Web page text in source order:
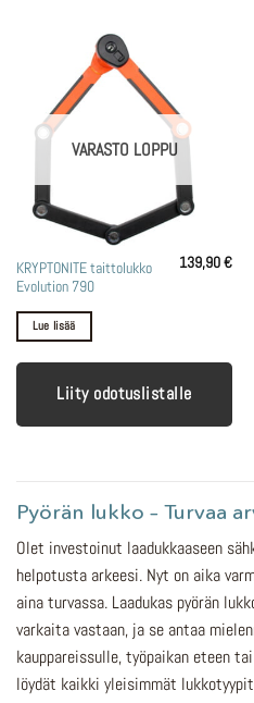
VARASTO LOPPU
KRYPTONITE taittolukko
Evolution 790
139,90€
Lue lisää
Liity odotuslistalle
Pyörän lukko – Turvaa
Olet investoinut laadukkaaseen
helpotusta arkeesi. Nyt on aika
aina turvassa. Laadukas pyörän
varkaita vastaan, ja se antaa
kauppareissulle, työpaikan eteen
löydät kaikki yleisimmät